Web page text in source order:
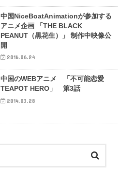
中国NiceBoatAnimationが参加する
アニメ企画 「THE BLACK
PEANUT（黒花生）」 制作中映像公
開
2016.06.24
中国のWEBアニメ 「不可能恋愛
TEAPOT HERO」 第3話
2014.03.28